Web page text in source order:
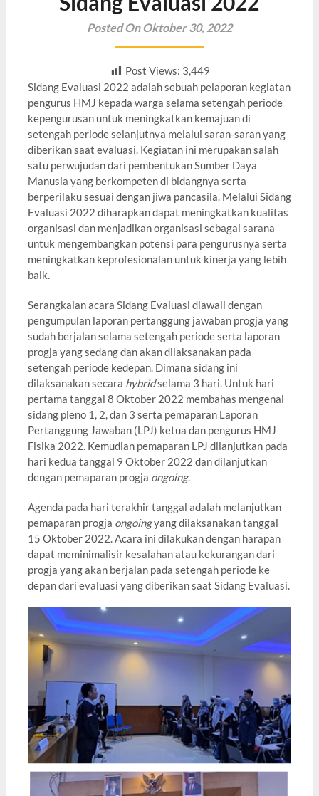
Posted On Oktober 30, 2022
Post Views: 3,449
Sidang Evaluasi 2022 adalah sebuah pelaporan kegiatan
pengurus HMJ kepada warga selama setengah periode
kepengurusan untuk meningkatkan kemajuan di
setengah periode selanjutnya melalui saran-saran yang
diberikan saat evaluasi. Kegiatan ini merupakan salah
satu perwujudan dari pembentukan Sumber Daya
Manusia yang berkompeten di bidangnya serta
berperilaku sesuai dengan jiwa pancasila. Melalui Sidang
Evaluasi 2022 diharapkan dapat meningkatkan kualitas
organisasi dan menjadikan organisasi sebagai sarana
untuk mengembangkan potensi para pengurusnya serta
meningkatkan keprofesionalan untuk kinerja yang lebih
baik.
Serangkaian acara Sidang Evaluasi diawali dengan
pengumpulan laporan pertanggung jawaban progja yang
sudah berjalan selama setengah periode serta laporan
progja yang sedang dan akan dilaksanakan pada
setengah periode kedepan. Dimana sidang ini
dilaksanakan secara hybridselama 3 hari. Untuk hari
pertama tanggal 8 Oktober 2022 membahas mengenai
sidang pleno 1, 2, dan 3 serta pemaparan Laporan
Pertanggung Jawaban (LPJ) ketua dan pengurus HMJ
Fisika 2022. Kemudian pemaparan LPJ dilanjutkan pada
hari kedua tanggal 9 Oktober 2022 dan dilanjutkan
dengan pemaparan progja ongoing.
Agenda pada hari terakhir tanggal adalah melanjutkan
pemaparan progja ongoingyang dilaksanakan tanggal
15 Oktober 2022. Acara ini dilakukan dengan harapan
dapat meminimalisir kesalahan atau kekurangan dari
progja yang akan berjalan pada setengah periode ke
depan dari evaluasi yang diberikan saat Sidang Evaluasi.